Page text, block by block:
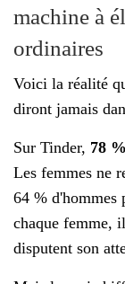
machine à
ordinaires
Voici la réalité
diront jamais
Sur Tinder, 78
Les femmes ne
64 % d'hommes
chaque femme,
disputent son